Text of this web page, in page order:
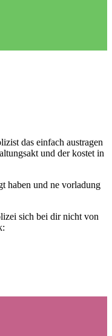
das einfach austragen
und der kostet in
haben und ne vorladung
sich bei dir nicht von